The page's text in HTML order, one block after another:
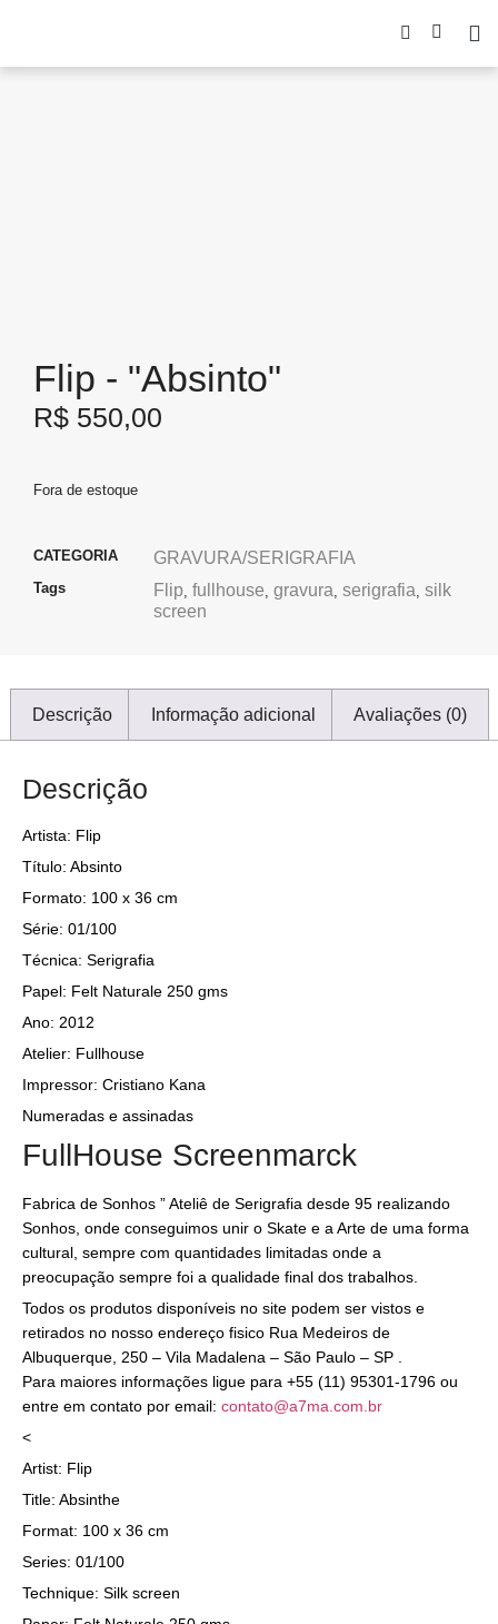
Flip - "Absinto"
R$ 550,00
Fora de estoque
CATEGORIA GRAVURA/SERIGRAFIA
Tags Flip, fullhouse, gravura, serigrafia, silk
screen
Descrição Informação adicional Avaliações (0)
Descrição
Artista: Flip
Título: Absinto
Formato: 100 x 36 cm
Série: 01/100
Técnica: Serigrafia
Papel: Felt Naturale 250 gms
Ano: 2012
Atelier: Fullhouse
Impressor: Cristiano Kana
Numeradas e assinadas
FullHouse Screenmarck
Fabrica de Sonhos ” Ateliê de Serigrafia desde 95 realizando
Sonhos, onde conseguimos unir o Skate e a Arte de uma forma
cultural, sempre com quantidades limitadas onde a
preocupação sempre foi a qualidade final dos trabalhos.
Todos os produtos disponíveis no site podem ser vistos e
retirados no nosso endereço fisico Rua Medeiros de
Albuquerque, 250 – Vila Madalena – São Paulo – SP .
Para maiores informações ligue para +55 (11) 95301-1796 ou
entre em contato por email: contato@a7ma.com.br
<
Artist: Flip
Title: Absinthe
Format: 100 x 36 cm
Series: 01/100
Technique: Silk screen